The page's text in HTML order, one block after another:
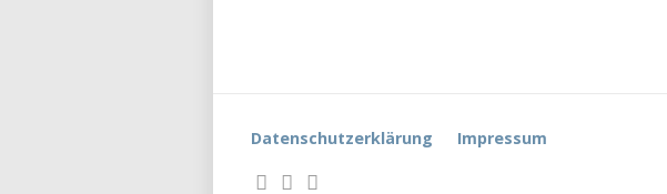
Datenschutzerklärung Impressum